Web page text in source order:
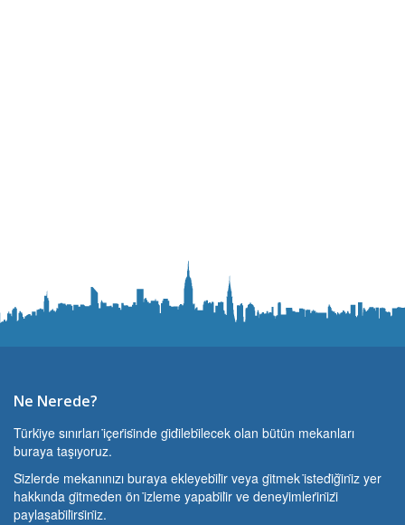
Ne Nerede?
Türki̇ye sınırları i̇çeri̇si̇nde gi̇di̇lebi̇lecek olan bütün mekanları
buraya taşıyoruz.
Si̇zlerde mekanınızı buraya ekleyebi̇li̇r veya gi̇tmek i̇stedi̇ği̇ni̇z yer
hakkında gi̇tmeden ön i̇zleme yapabi̇li̇r ve deneyi̇mleri̇ni̇zi̇
paylaşabi̇li̇rsi̇ni̇z.